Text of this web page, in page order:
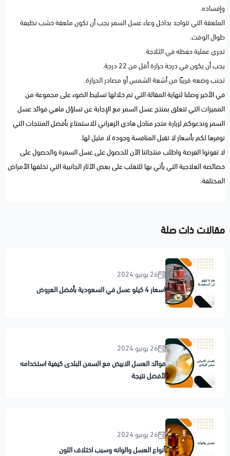
وإفساده.
الملعقة التي تتواجد بداخل وعاء عسل السمر يجب أن تكون ملعقة خشب نظيفة
طوال الوقت.
تجري عملية حفظه في الثلاجة.
يجب أن يكون في درجة حرارة أقل من 22 درجة.
تجنب وضعه قريبًا من أشعة الشمس أو مصادر الحرارة.
في الأخير وصلنا لنهاية المقالة التي تم خلالها تسليط الضوء على مجموعة من
المميزات التي تتعلق بمنتج عسل السمر مع الإجابة عن تساؤل ماهي فوائد عسل
السمر وندعوكم لزيارة متجر مناحل هادي الزهراني للاستمتاع بأفضل المنتجات التي
نوفرها لكم بأسعار لا تقبل المنافسة وجودة لا مثيل لها.
لا تفوتوا الفرصة واطلب منتجاتنا الآن للحصول على عسل السمرة والحصول على
خصائصه العلاجية التي يأتي بها للتغلب على بعض الآثار الجانبية التي تخلفها الأمراض
المختلفة.
مقالات ذات صلة
26 يونيو 2024
اسعار 4 كيلو عسل في السعودية بأفضل العروض
26 يونيو 2024
فوائد العسل الابيض مع السمن البلدى كيفية استخدامه
لأفضل نتيجة
26 يونيو 2024
أنواع العسل والوانه وسبب اختلاف اللون